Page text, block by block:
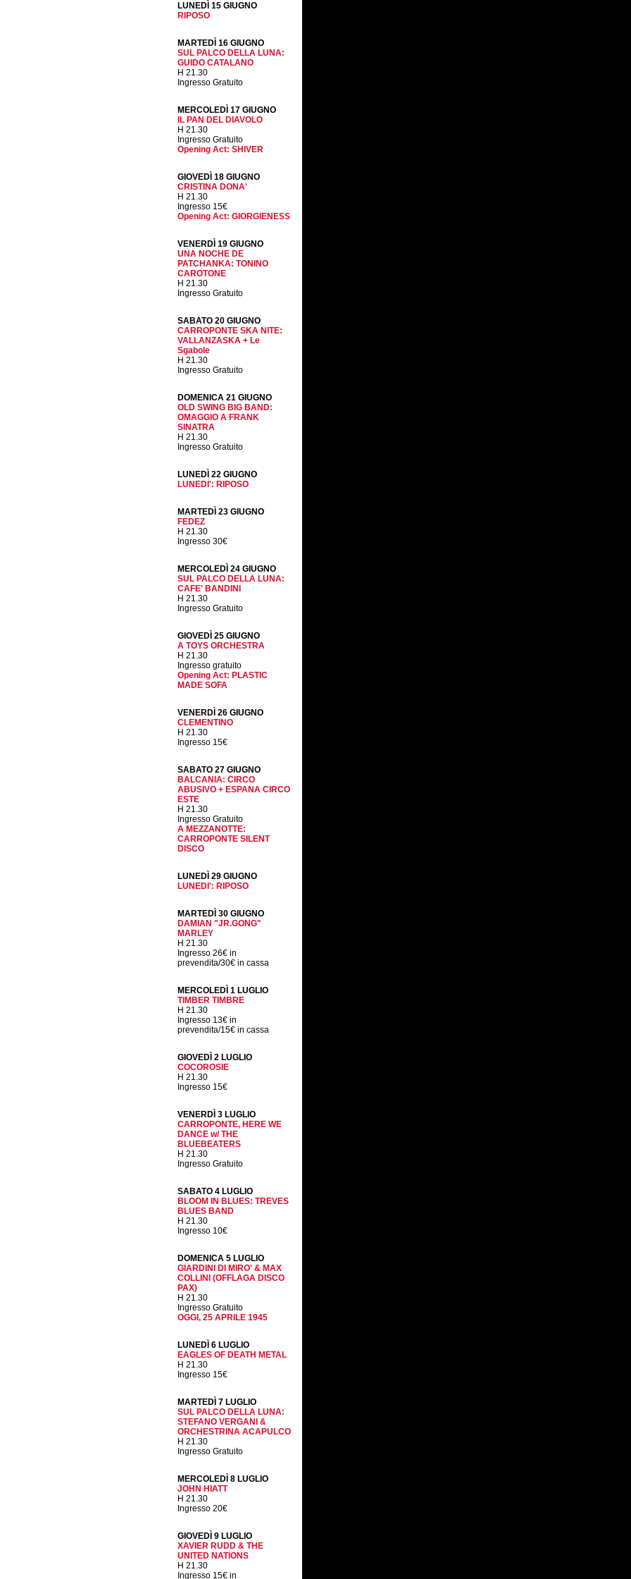
LUNEDÌ 15 GIUGNO
RIPOSO
MARTEDÌ 16 GIUGNO
SUL PALCO DELLA LUNA:
GUIDO CATALANO
H 21.30
Ingresso Gratuito
MERCOLEDÌ 17 GIUGNO
IL PAN DEL DIAVOLO
H 21.30
Ingresso Gratuito
Opening Act: SHIVER
GIOVEDÌ 18 GIUGNO
CRISTINA DONA'
H 21.30
Ingresso 15€
Opening Act: GIORGIENESS
VENERDÌ 19 GIUGNO
UNA NOCHE DE
PATCHANKA: TONINO
CAROTONE
H 21.30
Ingresso Gratuito
SABATO 20 GIUGNO
CARROPONTE SKA NITE:
VALLANZASKA + Le
Sgabole
H 21.30
Ingresso Gratuito
DOMENICA 21 GIUGNO
OLD SWING BIG BAND:
OMAGGIO A FRANK
SINATRA
H 21.30
Ingresso Gratuito
LUNEDÌ 22 GIUGNO
LUNEDI': RIPOSO
MARTEDÌ 23 GIUGNO
FEDEZ
H 21.30
Ingresso 30€
MERCOLEDÌ 24 GIUGNO
SUL PALCO DELLA LUNA:
CAFE' BANDINI
H 21.30
Ingresso Gratuito
GIOVEDÌ 25 GIUGNO
A TOYS ORCHESTRA
H 21.30
Ingresso gratuito
Opening Act: PLASTIC
MADE SOFA
VENERDÌ 26 GIUGNO
CLEMENTINO
H 21.30
Ingresso 15€
SABATO 27 GIUGNO
BALCANIA: CIRCO
ABUSIVO + ESPANA CIRCO
ESTE
H 21.30
Ingresso Gratuito
A MEZZANOTTE:
CARROPONTE SILENT
DISCO
LUNEDÌ 29 GIUGNO
LUNEDI': RIPOSO
MARTEDÌ 30 GIUGNO
DAMIAN "JR.GONG"
MARLEY
H 21.30
Ingresso 26€ in
prevendita/30€ in cassa
MERCOLEDÌ 1 LUGLIO
TIMBER TIMBRE
H 21.30
Ingresso 13€ in
prevendita/15€ in cassa
GIOVEDÌ 2 LUGLIO
COCOROSIE
H 21.30
Ingresso 15€
VENERDÌ 3 LUGLIO
CARROPONTE, HERE WE
DANCE w/ THE
BLUEBEATERS
H 21.30
Ingresso Gratuito
SABATO 4 LUGLIO
BLOOM IN BLUES: TREVES
BLUES BAND
H 21.30
Ingresso 10€
DOMENICA 5 LUGLIO
GIARDINI DI MIRO' & MAX
COLLINI (OFFLAGA DISCO
PAX)
H 21.30
Ingresso Gratuito
OGGI, 25 APRILE 1945
LUNEDÌ 6 LUGLIO
EAGLES OF DEATH METAL
H 21.30
Ingresso 15€
MARTEDÌ 7 LUGLIO
SUL PALCO DELLA LUNA:
STEFANO VERGANI &
ORCHESTRINA ACAPULCO
H 21.30
Ingresso Gratuito
MERCOLEDÌ 8 LUGLIO
JOHN HIATT
H 21.30
Ingresso 20€
GIOVEDÌ 9 LUGLIO
XAVIER RUDD & THE
UNITED NATIONS
H 21.30
Ingresso 15€ in